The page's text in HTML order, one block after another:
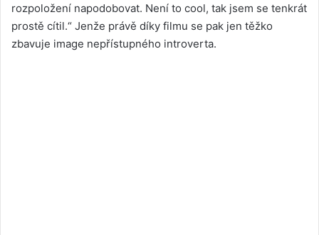
rozpoložení napodobovat. Není to cool, tak jsem se tenkrát
prostě cítil.“ Jenže právě díky filmu se pak jen těžko
zbavuje image nepřístupného introverta.